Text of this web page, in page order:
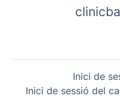
Inici de
Inici de sessió del